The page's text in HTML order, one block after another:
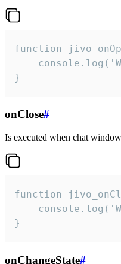
function
}
onClose#
Is executed when chat
function
}
onChangeState#